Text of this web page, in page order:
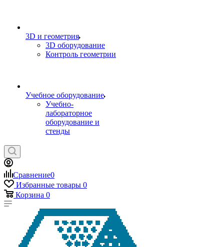
3D и геометрия
3D оборудование
Контроль геометрии
Учебное оборудование
Учебно-
лабораторное
оборудование и
стенды
Сравнение0
Избранные товары 0
Корзина 0